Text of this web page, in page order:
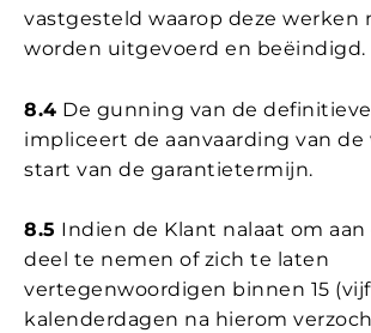
vastgesteld waarop deze werken
worden uitgevoerd en beëindigd.
8.4 De gunning van de
impliceert de aanvaarding van de
start van de garantietermijn.
8.5 Indien de Klant nalaat om
deel te nemen of zich te laten
vertegenwoordigen binnen 15
kalenderdagen na hierom